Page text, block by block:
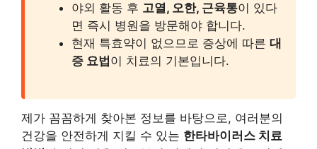
야외 활동 후 고열, 오한, 근육통이 있다
면 즉시 병원을 방문해야 합니다.
현재 특효약이 없으므로 증상에 따른 대
증 요법 이 치료의 기본입니다.
제가 꼼꼼하게 찾아본 정보를 바탕으로, 여러분의
건강을 안전하게 지킬 수 있는 한타바이러스 치료